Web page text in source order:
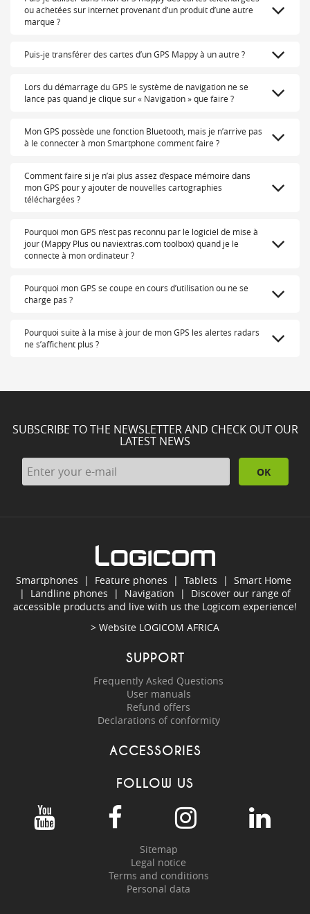
ou achetées sur internet provenant d’un produit d’une autre
marque ?
Puis-je transférer des cartes d’un GPS Mappy à un autre ?
Lors du démarrage du GPS le système de navigation ne se
lance pas quand je clique sur « Navigation » que faire ?
Mon GPS possède une fonction Bluetooth, mais je n’arrive pas
à le connecter à mon Smartphone comment faire ?
Comment faire si je n’ai plus assez d’espace mémoire dans
mon GPS pour y ajouter de nouvelles cartographies
téléchargées ?
Pourquoi mon GPS n’est pas reconnu par le logiciel de mise à
jour (Mappy Plus ou naviextras.com toolbox) quand je le
connecte à mon ordinateur ?
Pourquoi mon GPS se coupe en cours d’utilisation ou ne se
charge pas ?
Pourquoi suite à la mise à jour de mon GPS les alertes radars
ne s’affichent plus ?
SUBSCRIBE TO THE NEWSLETTER AND CHECK OUT OUR
LATEST NEWS
OK
Smartphones | Feature phones | Tablets | Smart Home
| Landline phones | Navigation | Discover our range of
accessible products and live with us the Logicom experience!
> Website LOGICOM AFRICA
SUPPORT
Frequently Asked Questions
User manuals
Refund offers
Declarations of conformity
ACCESSORIES
FOLLOW US
Sitemap
Legal notice
Terms and conditions
Personal data